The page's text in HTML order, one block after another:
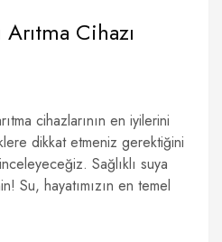
Cihazı
cihazlarının en iyilerini
dikkat etmeniz gerektiğini
Sağlıklı suya
Su, hayatımızın en temel